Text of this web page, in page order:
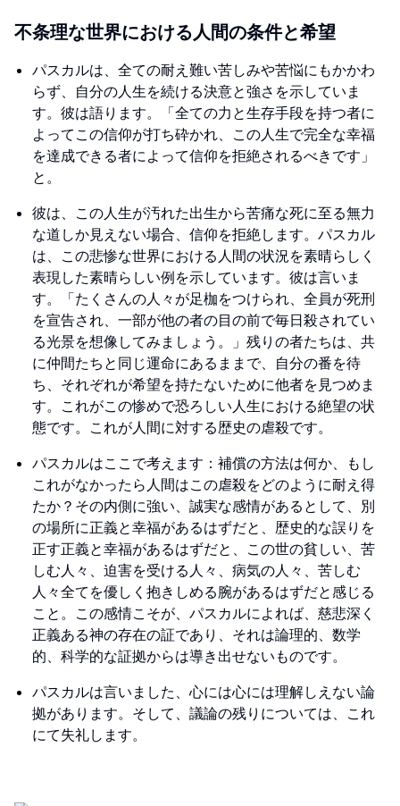
不条理な世界における人間の条件と希望
パスカルは、全ての耐え難い苦しみや苦悩にもかかわ
らず、自分の人生を続ける決意と強さを示していま
す。彼は語ります。「全ての力と生存手段を持つ者に
よってこの信仰が打ち砕かれ、この人生で完全な幸福
を達成できる者によって信仰を拒絶されるべきです」
と。
彼は、この人生が汚れた出生から苦痛な死に至る無力
な道しか見えない場合、信仰を拒絶します。パスカル
は、この悲惨な世界における人間の状況を素晴らしく
表現した素晴らしい例を示しています。彼は言いま
す。「たくさんの人々が足枷をつけられ、全員が死刑
を宣告され、一部が他の者の目の前で毎日殺されてい
る光景を想像してみましょう。」残りの者たちは、共
に仲間たちと同じ運命にあるままで、自分の番を待
ち、それぞれが希望を持たないために他者を見つめま
す。これがこの惨めで恐ろしい人生における絶望の状
態です。これが人間に対する歴史の虐殺です。
パスカルはここで考えます：補償の方法は何か、もし
これがなかったら人間はこの虐殺をどのように耐え得
たか？その内側に強い、誠実な感情があるとして、別
の場所に正義と幸福があるはずだと、歴史的な誤りを
正す正義と幸福があるはずだと、この世の貧しい、苦
しむ人々、迫害を受ける人々、病気の人々、苦しむ
人々全てを優しく抱きしめる腕があるはずだと感じる
こと。この感情こそが、パスカルによれば、慈悲深く
正義ある神の存在の証であり、それは論理的、数学
的、科学的な証拠からは導き出せないものです。
パスカルは言いました、心には心には理解しえない論
拠があります。そして、議論の残りについては、これ
にて失礼します。